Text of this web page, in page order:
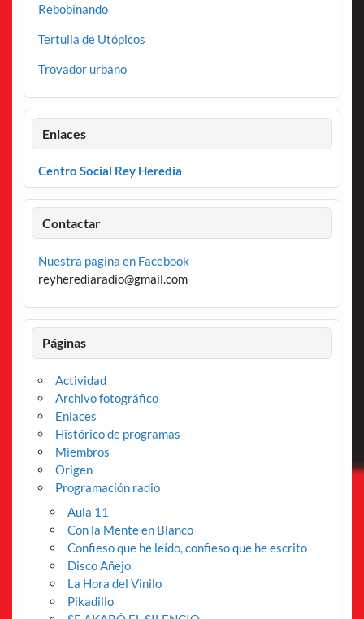
Rebobinando
Tertulia de Utópicos
Trovador urbano
Enlaces
Centro Social Rey Heredia
Contactar
Nuestra pagina en Facebook
reyherediaradio@gmail.com
Páginas
Actividad
Archivo fotográfico
Enlaces
Histórico de programas
Miembros
Origen
Programación radio
Aula 11
Con la Mente en Blanco
Confieso que he leído, confieso que he escrito
Disco Añejo
La Hora del Vinilo
Pikadillo